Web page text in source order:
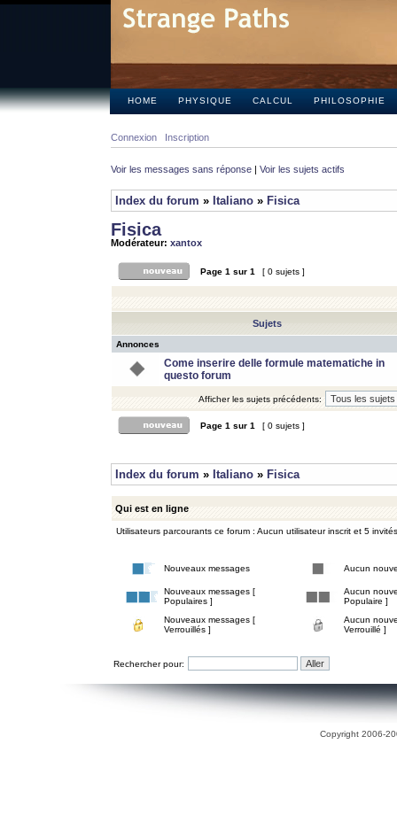
HOME PHYSIQUE CALCUL PHILOSOPHIE
Connexion Inscription
Voir les messages sans réponse | Voir les sujets actifs
Index du forum » Italiano » Fisica
Fisica
Modérateur: xantox
Page 1 sur 1 [ 0 sujets ]
Sujets
Annonces
Come inserire delle formule matematiche in
questo forum
Afficher les sujets précédents:
Page 1 sur 1 [ 0 sujets ]
Index du forum » Italiano » Fisica
Qui est en ligne
Utilisateurs parcourants ce forum : Aucun utilisateur inscrit et 5 invités
Nouveaux messages Aucun
Nouveaux messages [
Populaires ]
Aucun
Populaire ]
Nouveaux messages [
Verrouillés ]
Aucun
Verrouillé ]
Rechercher pour:
Copyright 2006-